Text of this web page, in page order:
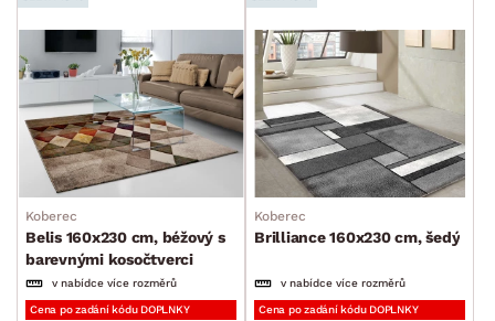
Koberec
Belis 160x230 cm, béžový s
barevnými kosočtverci
v nabídce více rozměrů
Cena po zadání kódu DOPLNKY
Koberec
Brilliance 160x230 cm, šedý
v nabídce více rozměrů
Cena po zadání kódu DOPLNKY